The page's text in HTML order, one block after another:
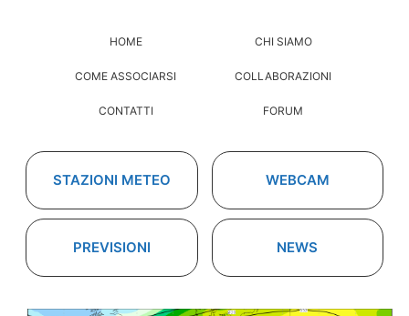
HOME CHI SIAMO
COME ASSOCIARSI COLLABORAZIONI
CONTATTI FORUM
STAZIONI METEO WEBCAM
PREVISIONI NEWS